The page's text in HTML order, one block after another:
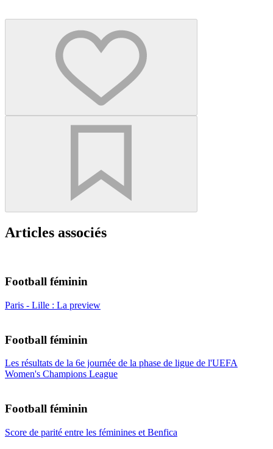
Articles associés
Football féminin
Paris - Lille : La preview
Football féminin
Les résultats de la 6e journée de la phase de ligue de l'UEFA
Women's Champions League
Football féminin
Score de parité entre les féminines et Benfica